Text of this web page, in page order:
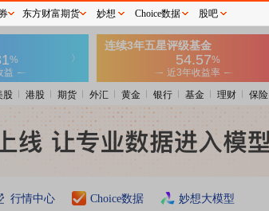
股 港股 期货 外汇 黄金 银行 基金 理财 保险
行情中心 Choice数据 妙想大模型
东方财富期货 妙想 Choice数据 股吧